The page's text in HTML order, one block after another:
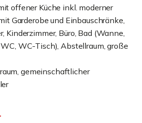
offener Küche inkl. moderner
Garderobe und Einbauschränke,
Kinderzimmer, Büro, Bad (Wanne,
WC-Tisch), Abstellraum, große
gemeinschaftlicher